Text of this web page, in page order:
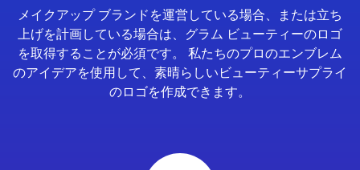
メイクアップ ブランドを運営している場合、または立ち
上げを計画している場合は、グラム ビューティーのロゴ
を取得することが必須です。 私たちのプロのエンブレム
のアイデアを使用して、素晴らしいビューティーサプライ
のロゴを作成できます。